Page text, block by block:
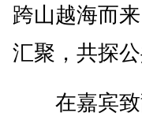
跨山越海而
汇聚，共探公
在嘉宾致